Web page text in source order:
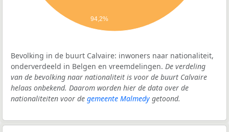
94,2%
Bevolking in de buurt Calvaire: inwoners naar nationaliteit,
onderverdeeld in Belgen en vreemdelingen. De verdeling
van de bevolking naar nationaliteit is voor de buurt Calvaire
helaas onbekend. Daarom worden hier de data over de
nationaliteiten voor de gemeente Malmedy getoond.